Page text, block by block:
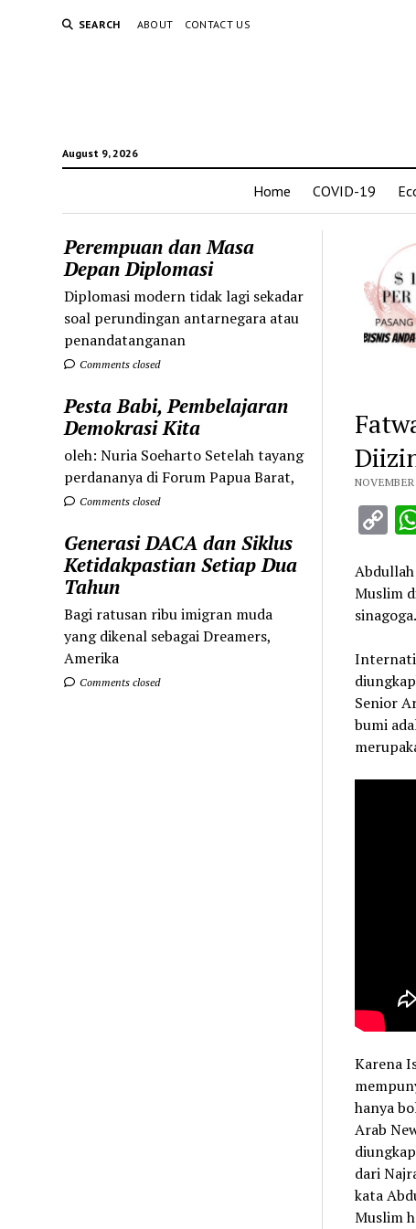
SEARCH ABOUT CONTACT US
August 9, 2026
Home COVID-19
Perempuan dan Masa
Depan Diplomasi
Diplomasi modern tidak lagi sekadar
soal perundingan antarnegara atau
penandatanganan
Comments closed
Pesta Babi, Pembelajaran
Demokrasi Kita
oleh: Nuria Soeharto Setelah tayang
perdananya di Forum Papua Barat,
Comments closed
Generasi DACA dan Siklus
Ketidakpastian Setiap Dua
Tahun
Bagi ratusan ribu imigran muda
yang dikenal sebagai Dreamers,
Amerika
Comments closed
Muslim
sinagoga.
Senior
bumi
Karena
hanya
Arab
dari
kata
Muslim